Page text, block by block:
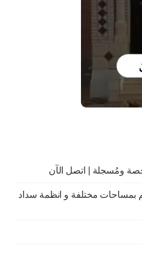
ومُسجلة | اتصل الآن
بمساحات مختلفة و انظمة سداد